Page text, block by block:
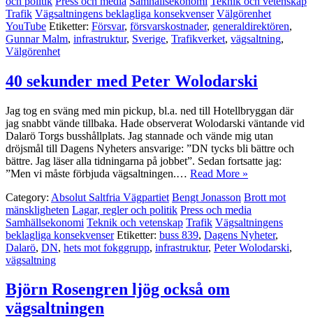
Trafik Vägsaltningens beklagliga konsekvenser Välgörenhet
YouTube Etiketter: Försvar, försvarskostnader, generaldirektören,
Gunnar Malm, infrastruktur, Sverige, Trafikverket, vägsaltning,
Välgörenhet
40 sekunder med Peter Wolodarski
Jag tog en sväng med min pickup, bl.a. ned till Hotellbryggan där
jag snabbt vände tillbaka. Hade observerat Wolodarski väntande vid
Dalarö Torgs busshållplats. Jag stannade och vände mig utan
dröjsmål till Dagens Nyheters ansvarige: ”DN tycks bli bättre och
bättre. Jag läser alla tidningarna på jobbet”. Sedan fortsatte jag:
”Men vi måste förbjuda vägsaltningen.… Read More »
Category: Absolut Saltfria Vägpartiet Bengt Jonasson Brott mot
mänskligheten Lagar, regler och politik Press och media
Samhällsekonomi Teknik och vetenskap Trafik Vägsaltningens
beklagliga konsekvenser Etiketter: buss 839, Dagens Nyheter,
Dalarö, DN, hets mot fokggrupp, infrastruktur, Peter Wolodarski,
vägsaltning
Björn Rosengren ljög också om
vägsaltningen